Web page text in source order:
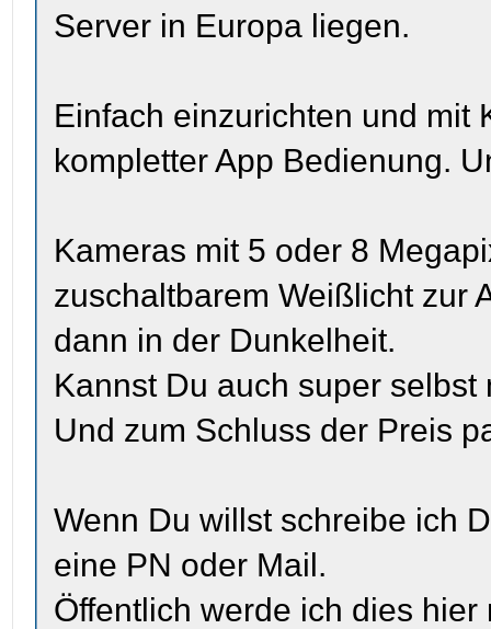
Server in Europa liegen.
Einfach einzurichten und mit
kompletter App Bedienung.
Kameras mit 5 oder 8
zuschaltbarem Weißlicht zur
dann in der Dunkelheit.
Kannst Du auch super
Und zum Schluss der Preis
Wenn Du willst schreibe ich
eine PN oder Mail.
Öffentlich werde ich dies